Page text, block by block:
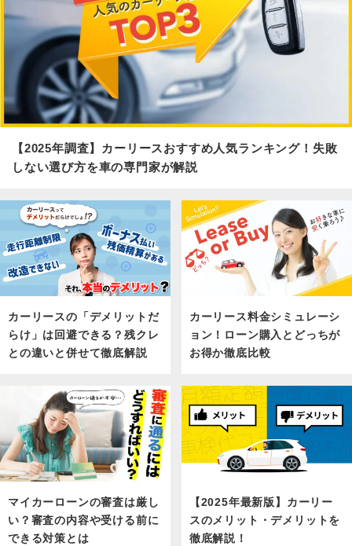
【2025年調査】カーリースおすすめ人気ランキング！失敗
しない選び方を車の専門家が解説
カーリースの「デメリットだ
らけ」は回避できる？残クレ
との違いと併せて徹底解説
カーリース料金シミュレーシ
ョン！ローン購入とどっちが
お得か徹底比較
マイカーローンの審査は厳し
い？審査の内容や受ける前に
できる対策とは
【2025年最新版】カーリー
スのメリット・デメリットを
徹底解説！